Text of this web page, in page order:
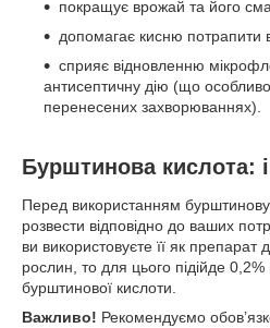
покращує врожай та його
допомагає кисню потрапити
сприяє відновленню
антисептичну дію (що
перенесених захворюваннях).
Бурштинова кислота:
Перед використанням бурштинову
розвести відповідно до ваших
ви використовуєте її як препарат
рослин, то для цього підійде
бурштинової кислоти.
Важливо! Рекомендуємо